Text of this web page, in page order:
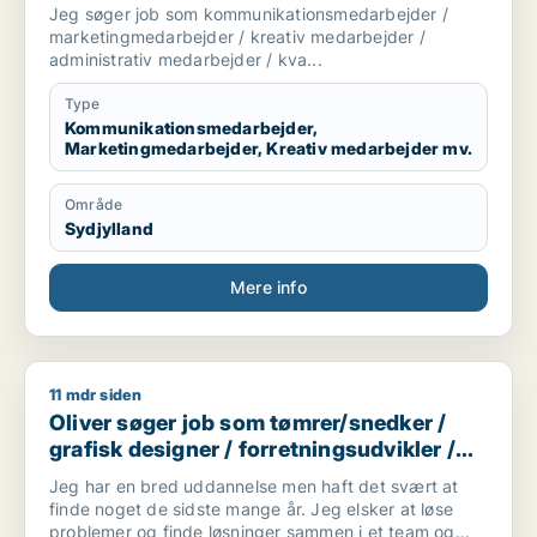
medarbejder / administrativ medarbejder
/ kvalitetskoordinator
Jeg søger job som kommunikationsmedarbejder /
marketingmedarbejder / kreativ medarbejder /
administrativ medarbejder / kva...
Type
Kommunikationsmedarbejder,
Marketingmedarbejder, Kreativ medarbejder mv.
Område
Sydjylland
Mere info
Oliver søger job som tømrer/snedker / grafisk designer /
11 mdr siden
Oliver søger job som tømrer/snedker /
grafisk designer / forretningsudvikler /
kreativ medarbejder / driftsleder
Jeg har en bred uddannelse men haft det svært at
finde noget de sidste mange år. Jeg elsker at løse
problemer og finde løsninger sammen i et team og